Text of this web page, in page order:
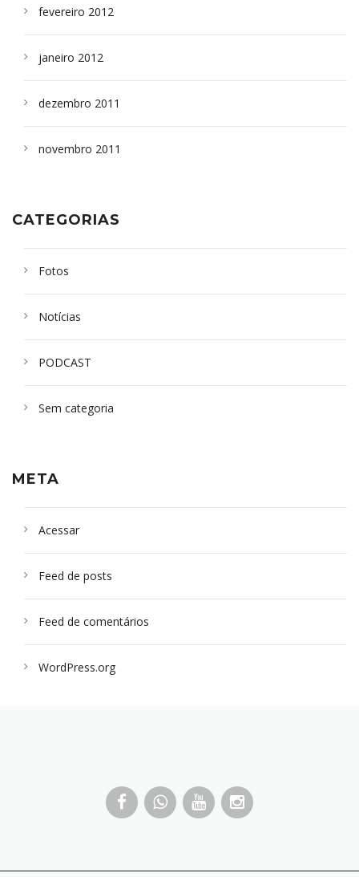
fevereiro 2012
janeiro 2012
dezembro 2011
novembro 2011
CATEGORIAS
Fotos
Notícias
PODCAST
Sem categoria
META
Acessar
Feed de posts
Feed de comentários
WordPress.org